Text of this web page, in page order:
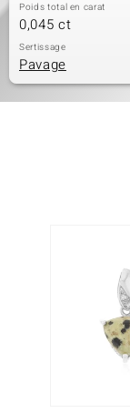
Poids total en carat
0,045 ct
Sertissage
Pavage